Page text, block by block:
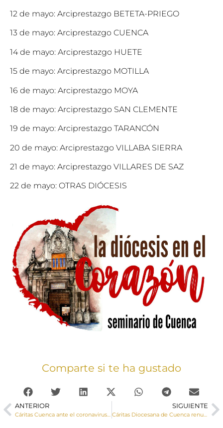
12 de mayo: Arciprestazgo BETETA-PRIEGO
13 de mayo: Arciprestazgo CUENCA
14 de mayo: Arciprestazgo HUETE
15 de mayo: Arciprestazgo MOTILLA
16 de mayo: Arciprestazgo MOYA
18 de mayo: Arciprestazgo SAN CLEMENTE
19 de mayo: Arciprestazgo TARANCÓN
20 de mayo: Arciprestazgo VILLABA SIERRA
21 de mayo: Arciprestazgo VILLARES DE SAZ
22 de mayo: OTRAS DIÓCESIS
Comparte si te ha gustado
ANTERIOR SIGUIENTE
Cáritas Diocesana de Cuenca renueva su página web